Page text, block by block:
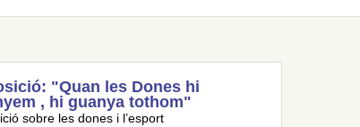
"Quan les Dones hi
, hi guanya tothom"
sobre les dones i l’esport